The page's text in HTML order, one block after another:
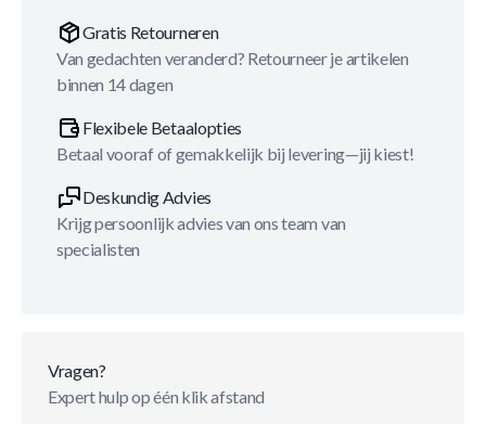
Gratis Retourneren
Van gedachten veranderd? Retourneer je artikelen
binnen 14 dagen
Flexibele Betaalopties
Betaal vooraf of gemakkelijk bij levering—jij kiest!
Deskundig Advies
Krijg persoonlijk advies van ons team van
specialisten
Vragen?
Expert hulp op één klik afstand